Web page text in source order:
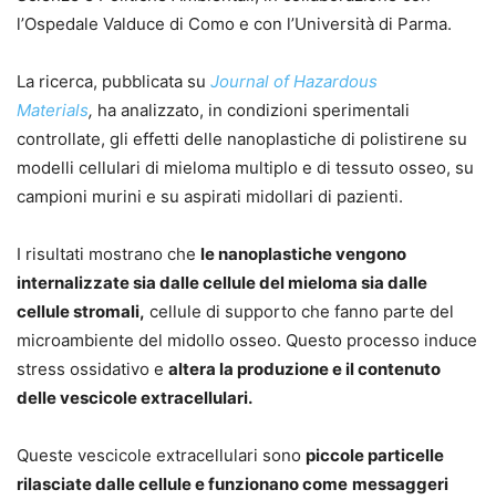
l’Ospedale Valduce di Como e con l’Università di Parma.
La ricerca, pubblicata su Journal of Hazardous
Materials, ha analizzato, in condizioni sperimentali
controllate, gli effetti delle nanoplastiche di polistirene su
modelli cellulari di mieloma multiplo e di tessuto osseo, su
campioni murini e su aspirati midollari di pazienti.
I risultati mostrano che le nanoplastiche vengono
internalizzate sia dalle cellule del mieloma sia dalle
cellule stromali, cellule di supporto che fanno parte del
microambiente del midollo osseo. Questo processo induce
stress ossidativo e altera la produzione e il contenuto
delle vescicole extracellulari.
Queste vescicole extracellulari sono piccole particelle
rilasciate dalle cellule e funzionano come messaggeri